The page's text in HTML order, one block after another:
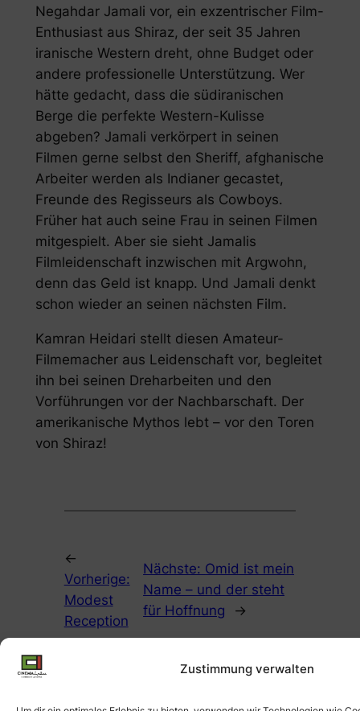
Zustimmung verwalten
Negahdar Jamali vor, ein exzentrischer Film-
Enthusiast aus Shiraz, der seit 35 Jahren
iranische Western dreht, ohne Budget oder
andere professionelle Unterstützung. Wer
hätte gedacht, dass die südiranischen
Berge die perfekte Western-Kulisse
abgeben? Jamali verkörpert in seinen
Filmen gerne selbst den Sheriff, afghanische
Arbeiter werden als Indianer gecastet,
Freunde des Regisseurs als Cowboys.
Früher hat auch seine Frau in seinen Filmen
mitgespielt. Aber sie sieht Jamalis
Filmleidenschaft inzwischen mit Argwohn,
denn das Geld ist knapp. Und Jamali denkt
schon wieder an seinen nächsten Film.
Kamran Heidari stellt diesen Amateur-
Filmemacher aus Leidenschaft vor, begleitet
ihn bei seinen Dreharbeiten und den
Vorführungen vor der Nachbarschaft. Der
amerikanische Mythos lebt – vor den Toren
von Shiraz!
←
Vorherige:
Modest
Reception
Nächste: Omid ist mein
Name – und der steht
für Hoffnung
→